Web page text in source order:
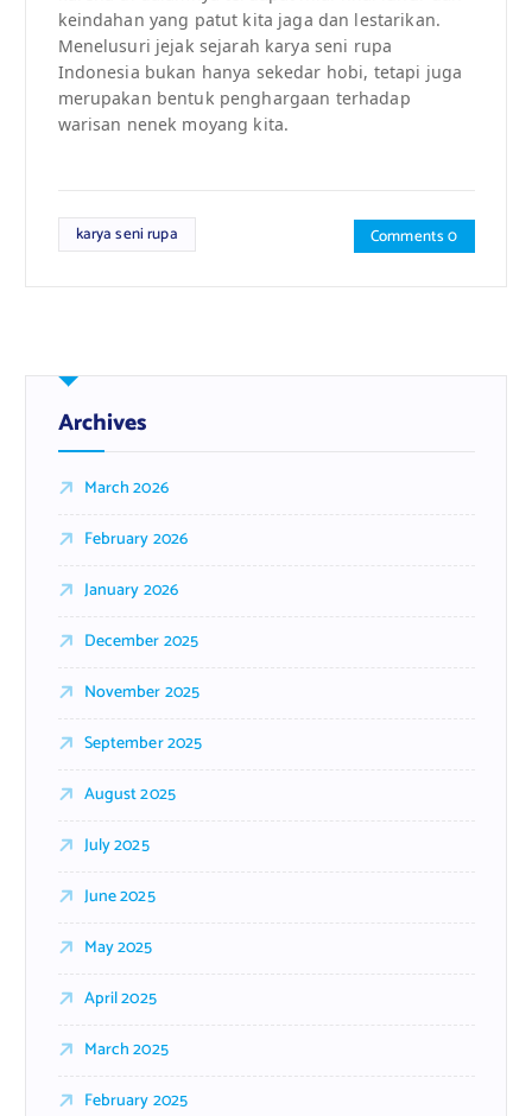
keindahan yang patut kita jaga dan lestarikan.
Menelusuri jejak sejarah karya seni rupa
Indonesia bukan hanya sekedar hobi, tetapi juga
merupakan bentuk penghargaan terhadap
warisan nenek moyang kita.
karya seni rupa Comments 0
Archives
March 2026
February 2026
January 2026
December 2025
November 2025
September 2025
August 2025
July 2025
June 2025
May 2025
April 2025
March 2025
February 2025